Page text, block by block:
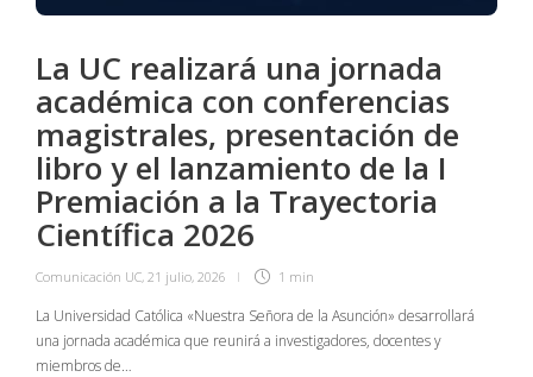
La UC realizará una jornada
académica con conferencias
magistrales, presentación de
libro y el lanzamiento de la I
Premiación a la Trayectoria
Científica 2026
Comunicación UC, 21 julio, 2026 1 min
La Universidad Católica «Nuestra Señora de la Asunción» desarrollará
una jornada académica que reunirá a investigadores, docentes y
miembros de…